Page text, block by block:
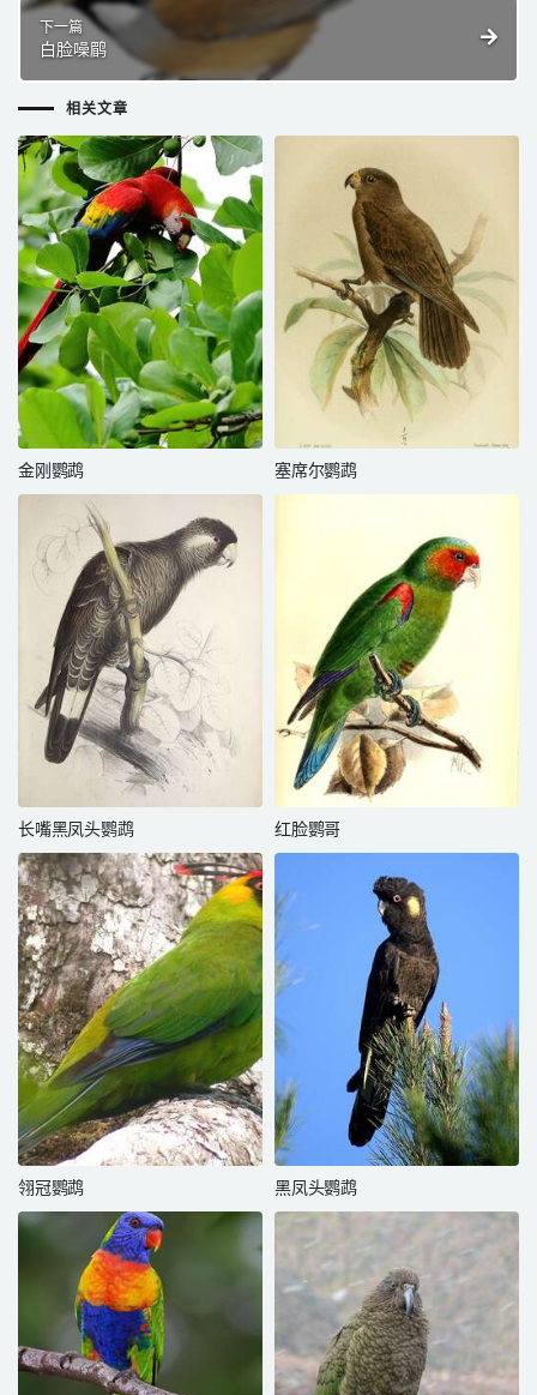
下一篇
白脸噪鹛
相关文章
金刚鹦鹉 塞席尔鹦鹉
长嘴黑凤头鹦鹉 红脸鹦哥
翎冠鹦鹉 黑凤头鹦鹉